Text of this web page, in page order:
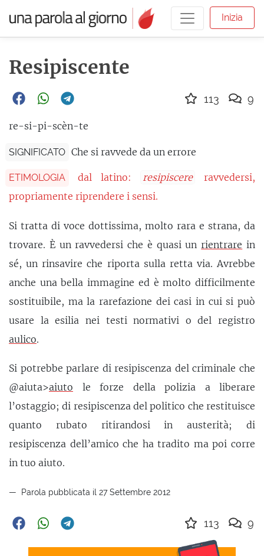
Inizia
Resipiscente
re-si-pi-scèn-te
SIGNIFICATO Che si ravvede da un errore
ETIMOLOGIA dal latino: resipiscere
ravvedersi,
propriamente riprendere i sensi.
Si tratta di voce dottissima, molto rara e strana, da
trovare. È un ravvedersi che è quasi un rientrare in
sé, un rinsavire che riporta sulla retta via. Avrebbe
anche una bella immagine ed è molto difficilmente
sostituibile, ma la rarefazione dei casi in cui si può
usare la esilia nei testi normativi o del registro
aulico.
Si potrebbe parlare di resipiscenza del criminale che
@aiuta>aiuto le forze della polizia a liberare
l’ostaggio; di resipiscenza del politico che restituisce
quanto rubato ritirandosi in austerità; di
resipiscenza dell’amico che ha tradito ma poi corre
in tuo aiuto.
Parola pubblicata il 27 Settembre 2012
113 9
113 9